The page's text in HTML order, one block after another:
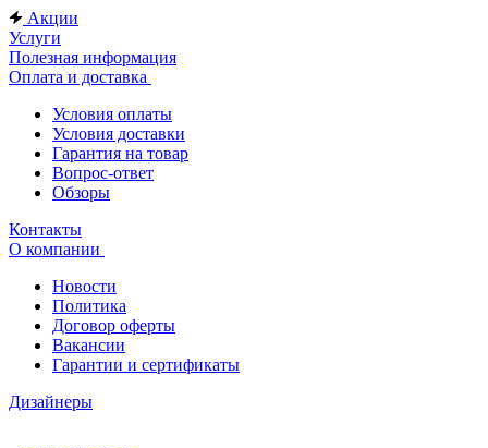
Акции
Услуги
Полезная информация
Оплата и доставка
Условия оплаты
Условия доставки
Гарантия на товар
Вопрос-ответ
Обзоры
Контакты
О компании
Новости
Политика
Договор оферты
Вакансии
Гарантии и сертификаты
Дизайнеры